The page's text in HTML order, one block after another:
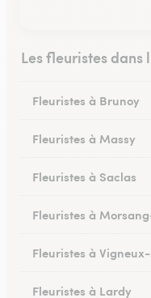
Les fleuristes dans
Fleuristes à Brunoy
Fleuristes à Massy
Fleuristes à Saclas
Fleuristes à
Fleuristes à
Fleuristes à Lardy